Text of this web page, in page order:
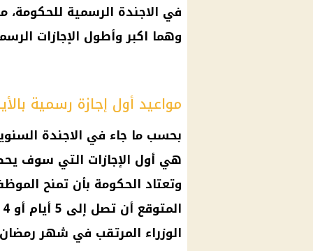
في الاجندة الرسمية للحكومة،
وهما اكبر وأطول الإجازات
مواعيد أول إجازة رسمية بالأيام
بحسب ما جاء في الاجندة
الوزراء المرتقب في شهر